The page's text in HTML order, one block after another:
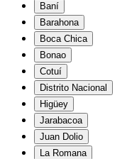
Baní
Barahona
Boca Chica
Bonao
Cotuí
Distrito Nacional
Higüey
Jarabacoa
Juan Dolio
La Romana